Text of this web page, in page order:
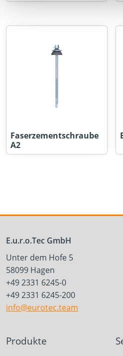
Faserzementschraube
A2
E.u.r.o.Tec GmbH
Unter dem Hofe 5
58099 Hagen
+49 2331 6245-0
+49 2331 6245-200
info@eurotec.team
Produkte